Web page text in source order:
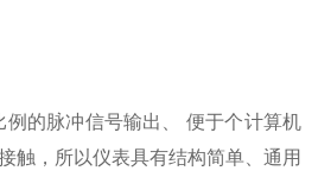
的脉冲信号输出、 便于个计算机
触，所以仪表具有结构简单、通用